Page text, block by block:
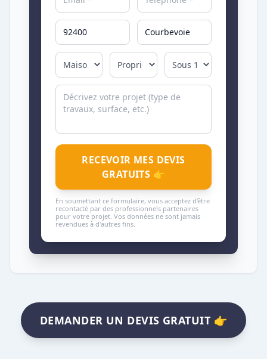
RECEVOIR MES DEVIS
GRATUITS 👉
En soumettant ce formulaire, vous acceptez d'être
recontacté par des professionnels partenaires
pour votre projet. Vos données ne sont jamais
revendues à d'autres fins.
DEMANDER UN DEVIS GRATUIT 👉